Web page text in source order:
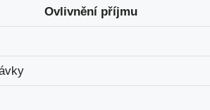
Ovlivnění příjmu